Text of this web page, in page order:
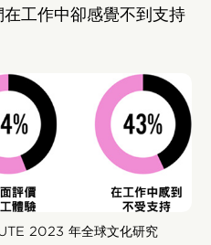
工作中卻感覺不到支持
2023 年全球文化研究